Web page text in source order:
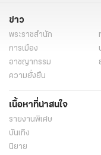
ข่าว
พระราชสำนัก
การเมือง
อาชญากรรม
ความยั่งยืน
เนื้อหาที่น่าสนใจ
รายงานพิเศษ
บันเทิง
นิยาย